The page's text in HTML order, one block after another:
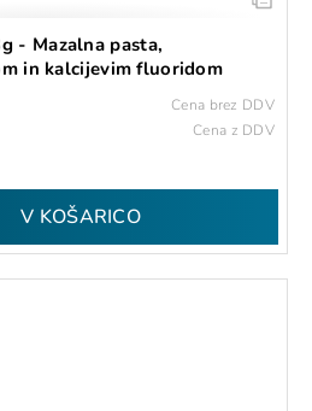
- Mazalna pasta,
in kalcijevim fluoridom
Cena brez DDV
Cena z DDV
V KOŠARICO